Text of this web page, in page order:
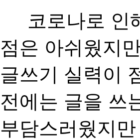
코로나로 인
점은 아쉬웠지
글쓰기 실력이
전에는 글을 쓰
부담스러웠지만